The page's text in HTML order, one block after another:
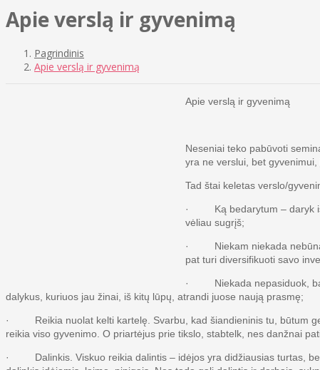
Apie verslą ir gyvenimą
Pagrindinis
Apie verslą ir gyvenimą
Apie verslą ir gyvenimą
Neseniai teko pabūvoti
yra ne verslui, bet
Tad štai keletas verslo/
· Ką bedarytum – daryk iš
vėliau sugrįš;
· Niekam niekada nebūna
pat turi diversifikuoti savo
· Niekada nepasiduok,
dalykus, kuriuos jau žinai, iš kitų lūpų, atrandi juose naują prasmę;
· Reikia nuolat kelti kartelę. Svarbu, kad šiandieninis tu, būtum
reikia viso gyvenimo. O priartėjus prie tikslo, stabtelk, nes danžnai
· Dalinkis. Viskuo reikia dalintis – idėjos yra didžiausias turtas, bet